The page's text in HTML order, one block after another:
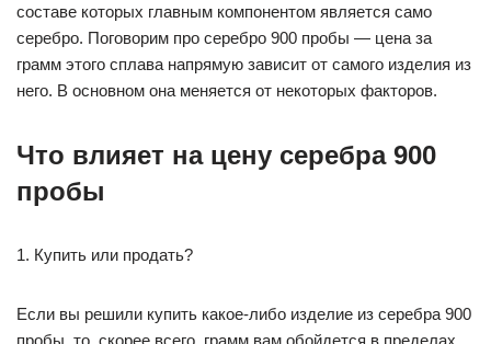
составе которых главным компонентом является само
серебро. Поговорим про серебро 900 пробы — цена за
грамм этого сплава напрямую зависит от самого изделия из
него. В основном она меняется от некоторых факторов.
Что влияет на цену серебра 900
пробы
1. Купить или продать?
Если вы решили купить какое-либо изделие из серебра 900
пробы, то, скорее всего, грамм вам обойдется в пределах